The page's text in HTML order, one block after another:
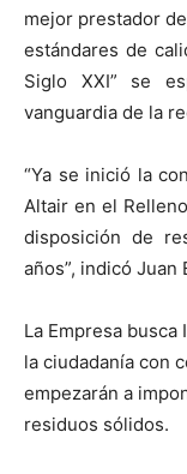
mejor prestador
estándares de
Siglo XXI” se
vanguardia de la
“Ya se inició la
Altair en el
disposición de
años”, indicó Juan
La Empresa
la ciudadanía con
empezarán a
residuos sólidos.